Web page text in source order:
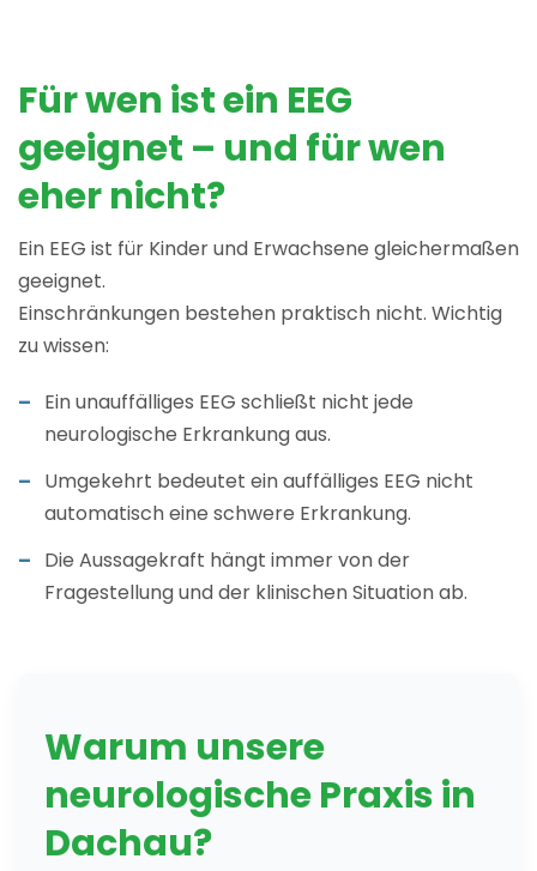
Für wen ist ein EEG
geeignet – und für wen
eher nicht?
Ein EEG ist für Kinder und Erwachsene gleichermaßen
geeignet.
Einschränkungen bestehen praktisch nicht. Wichtig
zu wissen:
Ein unauffälliges EEG schließt nicht jede
neurologische Erkrankung aus.
Umgekehrt bedeutet ein auffälliges EEG nicht
automatisch eine schwere Erkrankung.
Die Aussagekraft hängt immer von der
Fragestellung und der klinischen Situation ab.
Warum unsere
neurologische Praxis in
Dachau?